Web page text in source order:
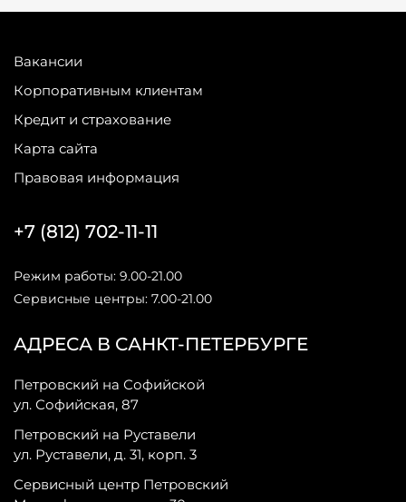
Вакансии
Корпоративным клиентам
Кредит и страхование
Карта сайта
Правовая информация
АДРЕСА В САНКТ-ПЕТЕРБУРГЕ
Петровский на Софийской
ул. Софийская, 87
Петровский на Руставели
ул. Руставели, д. 31, корп. 3
Сервисный центр Петровский
+7 (812) 702-11-11
Режим работы: 9.00-21.00
Сервисные центры: 7.00-21.00